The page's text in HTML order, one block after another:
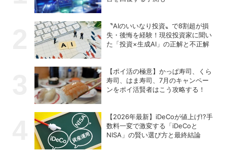
〝AIのいいなり投資〟で8割超が損
失・後悔を経験！現役投資家に聞い
た「投資×生成AI」の正解と不正解
【ポイ活の極意】かっぱ寿司、くら
寿司、はま寿司、7月のキャンペー
ンをポイ活賢者はこう攻略する！
【2026年最新】iDeCoが値上げ!?手
数料一変で激変する「iDeCoと
NISA」の賢い選び方と最終結論